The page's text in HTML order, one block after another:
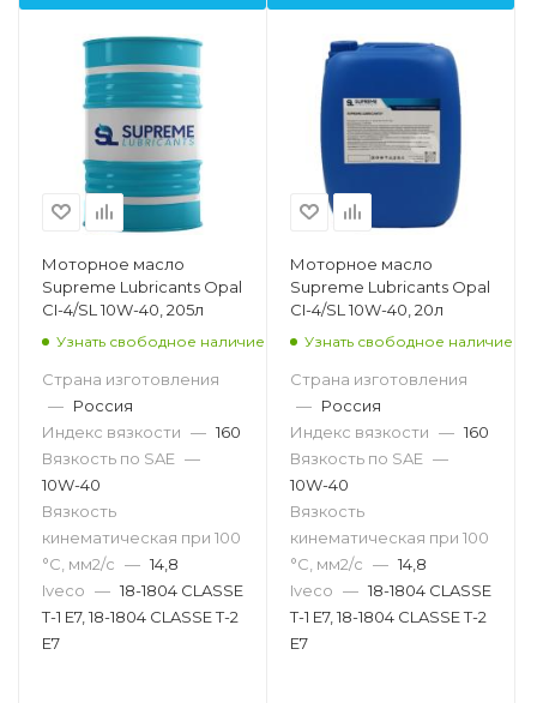
Моторное масло
Supreme Lubricants Opal
CI-4/SL 10W-40, 205л
Узнать свободное наличие
Страна изготовления
— Россия
Индекс вязкости — 160
Вязкость по SAE —
10W-40
Вязкость
кинематическая при 100
°С, мм2/с — 14,8
Iveco — 18-1804 CLASSE
T-1 E7, 18-1804 CLASSE T-2
E7
Моторное масло
Supreme Lubricants Opal
CI-4/SL 10W-40, 20л
Узнать свободное наличие
Страна изготовления
— Россия
Индекс вязкости — 160
Вязкость по SAE —
10W-40
Вязкость
кинематическая при 100
°С, мм2/с — 14,8
Iveco — 18-1804 CLASSE
T-1 E7, 18-1804 CLASSE T-2
E7